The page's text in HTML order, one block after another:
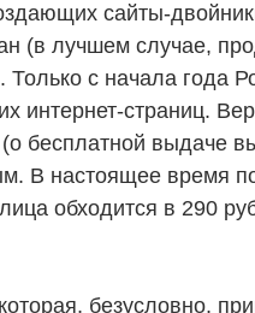
сайты-
(в лучшем случае,
с начала года
интернет-страниц.
бесплатной выдаче
В настоящее время
обходится в 290
безусловно,